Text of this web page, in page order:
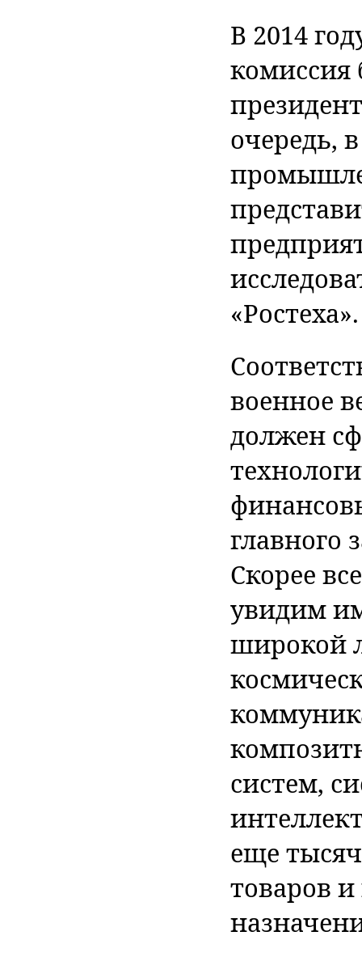
В 2014
очередь,
«Ростеха».
военное
должен
главного
Скорее
увидим
широкой
систем,
еще
товаров